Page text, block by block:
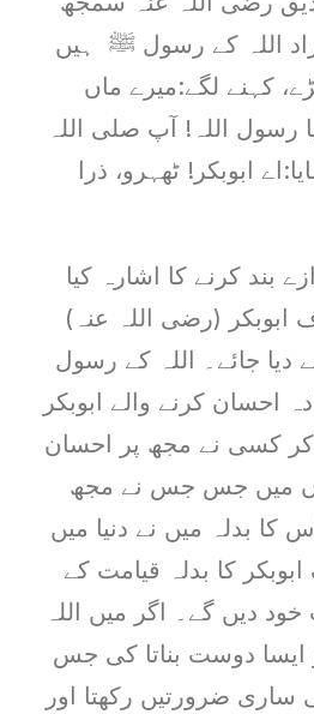
اللہ کے رسول ﷺ ہیں
کہنے لگے:میرے ماں
رسول اللہ! آپ صلی اللہ
ابوبکر! ٹھہرو، ذرا
بند کرنے کا اشارہ کیا
ابوبکر (رضی اللہ عنہ)
دیا جائے۔ اللہ کے رسول
کرنے والے ابوبکر
کسی نے مجھ پر احسان
میں جس جس نے مجھ
کا بدلہ میں نے دنیا میں
کا بدلہ قیامت کے
دیں گے۔ اگر میں اللہ
دوست بناتا کی جس
ساری ضرورتیں رکھتا اور